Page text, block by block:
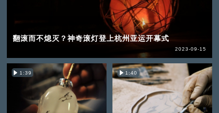
翻滚而不熄灭？神奇滚灯登上杭州亚运开幕式
2023-09-15
1:39 1:40